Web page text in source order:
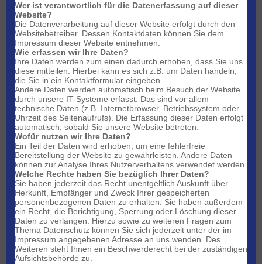
Wer ist verantwortlich für die Datenerfassung auf dieser
Website?
Die Datenverarbeitung auf dieser Website erfolgt durch den
Websitebetreiber. Dessen Kontaktdaten können Sie dem
Impressum dieser Website entnehmen.
Wie erfassen wir Ihre Daten?
Ihre Daten werden zum einen dadurch erhoben, dass Sie uns
diese mitteilen. Hierbei kann es sich z.B. um Daten handeln,
die Sie in ein Kontaktformular eingeben.
Andere Daten werden automatisch beim Besuch der Website
durch unsere IT-Systeme erfasst. Das sind vor allem
technische Daten (z.B. Internetbrowser, Betriebssystem oder
Uhrzeit des Seitenaufrufs). Die Erfassung dieser Daten erfolgt
automatisch, sobald Sie unsere Website betreten.
Wofür nutzen wir Ihre Daten?
Ein Teil der Daten wird erhoben, um eine fehlerfreie
Bereitstellung der Website zu gewährleisten. Andere Daten
können zur Analyse Ihres Nutzerverhaltens verwendet werden.
Welche Rechte haben Sie bezüglich Ihrer Daten?
Sie haben jederzeit das Recht unentgeltlich Auskunft über
Herkunft, Empfänger und Zweck Ihrer gespeicherten
personenbezogenen Daten zu erhalten. Sie haben außerdem
ein Recht, die Berichtigung, Sperrung oder Löschung dieser
Daten zu verlangen. Hierzu sowie zu weiteren Fragen zum
Thema Datenschutz können Sie sich jederzeit unter der im
Impressum angegebenen Adresse an uns wenden. Des
Weiteren steht Ihnen ein Beschwerderecht bei der zuständigen
Aufsichtsbehörde zu.